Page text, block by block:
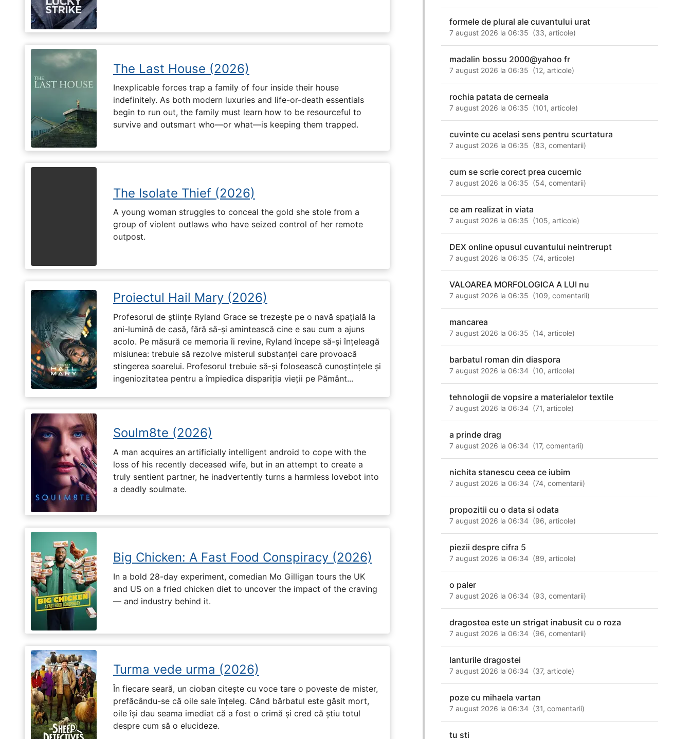
The Last House (2026)
Inexplicable forces trap a family of four inside their house
indefinitely. As both modern luxuries and life-or-death essentials
begin to run out, the family must learn how to be resourceful to
survive and outsmart who—or what—is keeping them trapped.
The Isolate Thief (2026)
A young woman struggles to conceal the gold she stole from a
group of violent outlaws who have seized control of her remote
outpost.
Proiectul Hail Mary (2026)
Profesorul de științe Ryland Grace se trezește pe o navă spațială la
ani-lumină de casă, fără să-și amintească cine e sau cum a ajuns
acolo. Pe măsură ce memoria îi revine, Ryland începe să-și înțeleagă
misiunea: trebuie să rezolve misterul substanței care provoacă
stingerea soarelui. Profesorul trebuie să-și folosească cunoștințele și
ingeniozitatea pentru a împiedica dispariția vieții pe Pământ...
Soulm8te (2026)
A man acquires an artificially intelligent android to cope with the
loss of his recently deceased wife, but in an attempt to create a
truly sentient partner, he inadvertently turns a harmless lovebot into
a deadly soulmate.
Big Chicken: A Fast Food Conspiracy (2026)
In a bold 28-day experiment, comedian Mo Gilligan tours the UK
and US on a fried chicken diet to uncover the impact of the craving
— and industry behind it.
Turma vede urma (2026)
În fiecare seară, un cioban citește cu voce tare o poveste de mister,
prefăcându-se că oile sale înțeleg. Când bărbatul este găsit mort,
oile își dau seama imediat că a fost o crimă și cred că știu totul
despre cum să o elucideze.
formele de plural ale cuvantului urat
7 august 2026 la 06:35 (33,articole)
madalin bossu 2000@yahoo fr
7 august 2026 la 06:35 (12,articole)
rochia patata de cerneala
7 august 2026 la 06:35 (101,articole)
cuvinte cu acelasi sens pentru scurtatura
7 august 2026 la 06:35 (83,comentarii)
cum se scrie corect prea cucernic
7 august 2026 la 06:35 (54,comentarii)
ce am realizat in viata
7 august 2026 la 06:35 (105,articole)
DEX online opusul cuvantului neintrerupt
7 august 2026 la 06:35 (74,articole)
VALOAREA MORFOLOGICA A LUI nu
7 august 2026 la 06:35 (109,comentarii)
mancarea
7 august 2026 la 06:35 (14,articole)
barbatul roman din diaspora
7 august 2026 la 06:34 (10,articole)
tehnologii de vopsire a materialelor textile
7 august 2026 la 06:34 (71,articole)
a prinde drag
7 august 2026 la 06:34 (17,comentarii)
nichita stanescu ceea ce iubim
7 august 2026 la 06:34 (74,comentarii)
propozitii cu o data si odata
7 august 2026 la 06:34 (96,articole)
piezii despre cifra 5
7 august 2026 la 06:34 (89,articole)
o paler
7 august 2026 la 06:34 (93,comentarii)
dragostea este un strigat inabusit cu o roza
7 august 2026 la 06:34 (96,comentarii)
lanturile dragostei
7 august 2026 la 06:34 (37,articole)
poze cu mihaela vartan
7 august 2026 la 06:34 (31,comentarii)
tu sti